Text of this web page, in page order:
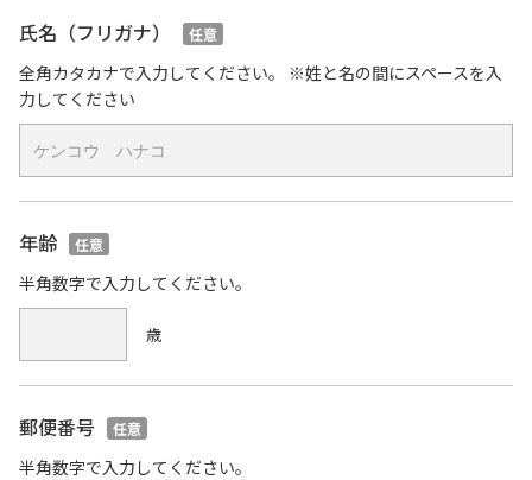
氏名（フリガナ） 任意
全角カタカナで入力してください。 ※姓と名の間にスペースを入
力してください
年齢 任意
半角数字で入力してください。
歳
郵便番号 任意
半角数字で入力してください。